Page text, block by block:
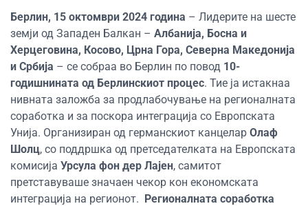
Берлин, 15 октомври 2024 година – Лидерите на шесте
земји од Западен Балкан – Албанија, Босна и
Херцеговина, Косово, Црна Гора, Северна Македонија
и Србија – се собраа во Берлин по повод 10-
годишнината од Берлинскиот процес. Тие ја истакнаа
нивната заложба за продлабочување на регионалната
соработка и за поскора интеграција со Европската
Унија. Организиран од германскиот канцелар Олаф
Шолц, со поддршка од претседателката на Европската
комисија Урсула фон дер Лајен, самитот
претставуваше значаен чекор кон економската
интеграција на регионот. Регионалната соработка